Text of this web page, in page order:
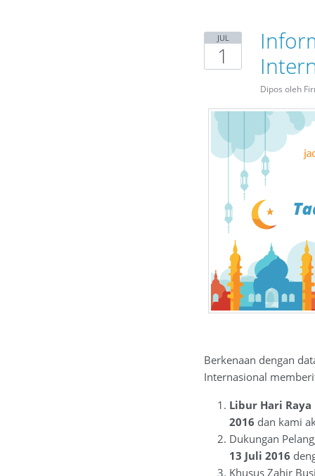
JUL
1
Dipos oleh
Berkenaan dengan
Internasional
Libur Hari
2016 dan kami
Dukungan
13 Juli 2016
Khusus Zahir